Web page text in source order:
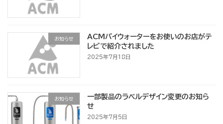
お知らせ
ACMパイウォーターをお使いのお店がテ
レビで紹介されました
2025年7月18日
お知らせ
一部製品のラベルデザイン変更のお知ら
せ
2025年7月5日